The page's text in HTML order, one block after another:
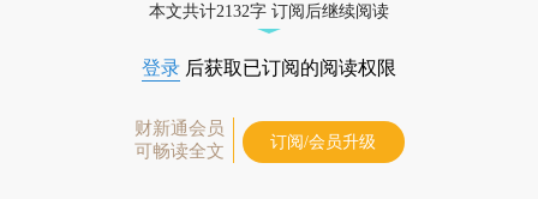
本文共计2132字 订阅后继续阅读
登录 后获取已订阅的阅读权限
财新通会员
可畅读全文
订阅/会员升级